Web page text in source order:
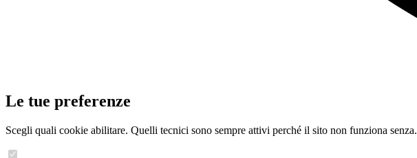
Le tue preferenze
Scegli quali cookie abilitare. Quelli tecnici sono sempre attivi perché il sito non funziona senza.